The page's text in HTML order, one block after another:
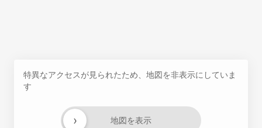
特異なアクセスが見られたため、地図を非表示にしていま
す
地図を表示
›